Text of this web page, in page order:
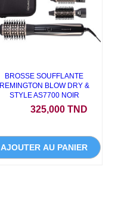
BROSSE SOUFFLANTE
REMINGTON BLOW DRY &
STYLE AS7700 NOIR
325,000 TND
AJOUTER AU PANIER